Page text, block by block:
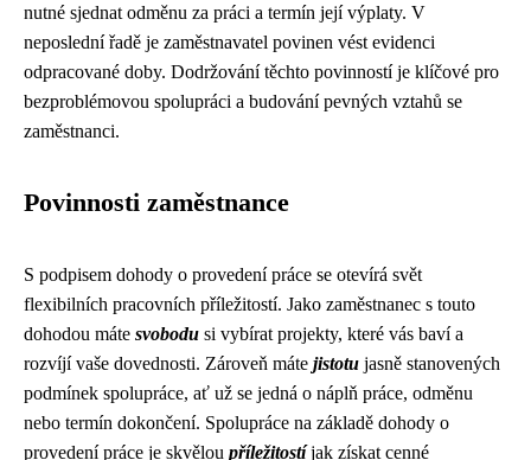
nutné sjednat odměnu za práci a termín její výplaty. V
neposlední řadě je zaměstnavatel povinen vést evidenci
odpracované doby. Dodržování těchto povinností je klíčové pro
bezproblémovou spolupráci a budování pevných vztahů se
zaměstnanci.
Povinnosti zaměstnance
S podpisem dohody o provedení práce se otevírá svět
flexibilních pracovních příležitostí. Jako zaměstnanec s touto
dohodou máte svobodu si vybírat projekty, které vás baví a
rozvíjí vaše dovednosti. Zároveň máte jistotu jasně stanovených
podmínek spolupráce, ať už se jedná o náplň práce, odměnu
nebo termín dokončení. Spolupráce na základě dohody o
provedení práce je skvělou příležitostíjak získat cenné